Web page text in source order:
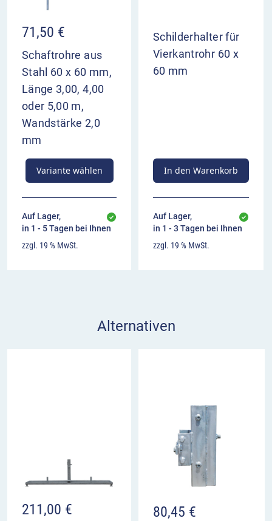
71,50 €
Schaftrohre aus
Stahl 60 x 60 mm,
Länge 3,00, 4,00
oder 5,00 m,
Wandstärke 2,0
mm
Variante wählen
Auf Lager,
in 1 - 5 Tagen bei Ihnen
zzgl. 19 % MwSt.
Schilderhalter für
Vierkantrohr 60 x
60 mm
In den Warenkorb
Auf Lager,
in 1 - 3 Tagen bei Ihnen
zzgl. 19 % MwSt.
Alternativen
211,00 € 80,45 €